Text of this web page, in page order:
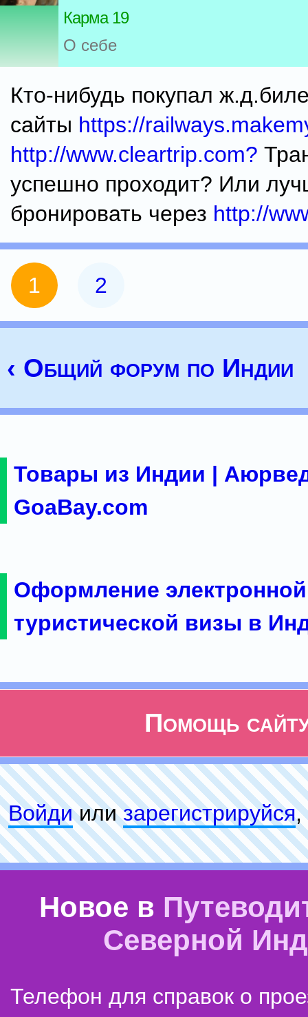
Карма 19
О себе
Кто-нибудь покупал
сайты https://
http://www.cleartrip.com?
успешно проходит? Или
бронировать через http://
1 2
‹ Общий форум по Индии
Товары из Индии |
GoaBay.com
Оформление электронной
туристической визы в
Помощь
Войдиилизарeгиcтpируйся,
Новое в
Северной
Телефон для справок о